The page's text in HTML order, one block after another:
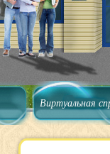
Виртуальная